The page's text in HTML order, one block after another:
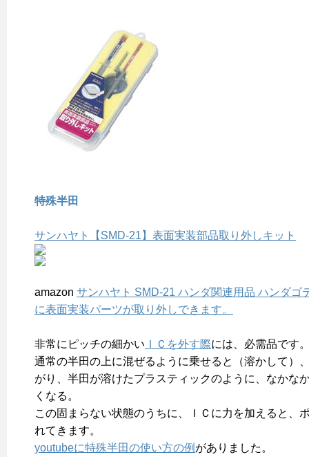
特殊半田
サンハヤト【SMD-21】表面実装部品取り外しキット
amazon サンハヤト SMD-21 ハンダ関連用品 ハンダゴ
に表面実装パーツが取り外しできます。
非常にピッチの細かい ＩＣを外す際には、必需品です
通常の半田の上に混ぜるように乗せると（溶かして）
がり、半田が溶けたプラスティックのように、なかな
くなる。
この固まらない状態のうちに、ＩＣに力を加えると、
れてきます。
youtubeに特殊半田の使い方の例 がありました。